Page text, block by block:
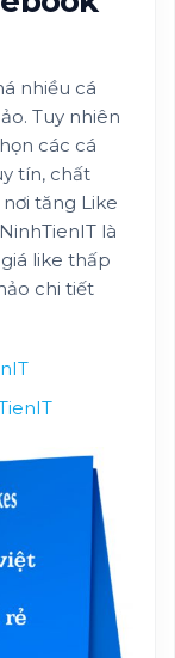
nhiều cá
ảo. Tuy nhiên
các cá
tín, chất
tăng Like
là
like thấp
chi tiết